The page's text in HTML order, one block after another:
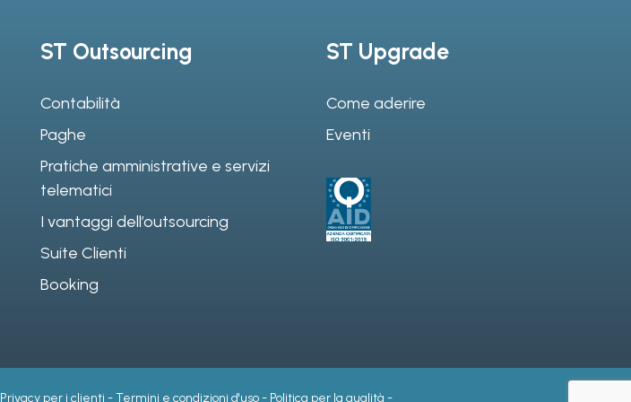
ST Outsourcing
Contabilità
Paghe
Pratiche amministrative e servizi
telematici
I vantaggi dell’outsourcing
Suite Clienti
Booking
ST Upgrade
Come aderire
Eventi
Privacy per i clienti -Termini e condizioni d'uso- Politica per la qualità -